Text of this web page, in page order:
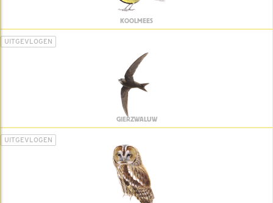
KOOLMEES
UITGEVLOGEN
GIERZWALUW
UITGEVLOGEN